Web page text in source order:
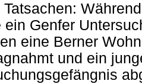
Tatsachen:
ein Genfer
eine Berner
und ein